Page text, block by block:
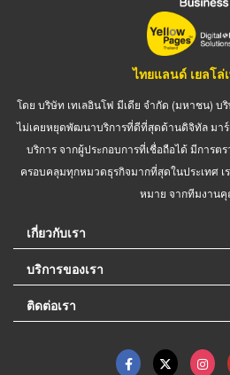
ไทยแลนด์ เยลโล่
โดย บริษัท เทเลอินโฟ มีเดีย จำกัด (มหาชน) บ
ไม่เคยหยุดพัฒนาบริการที่ดีที่สุดด้านดิจิทัล มาร์
บริการ จากผู้ประกอบการที่เชื่อถือได้ มีการ
ครอบคลุมทุกหมวดธุรกิจมากที่สุดในประเทศ
หมาย จากทีมงาน
เกี่ยวกับเรา
บริการของเรา
ติดต่อเรา